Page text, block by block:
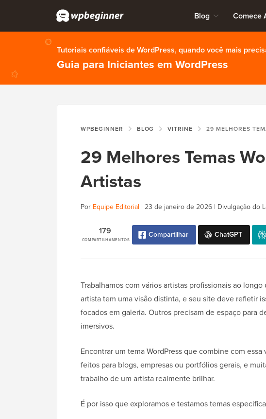
Blog Comece
Tutoriais confiáveis de WordPress, quando você mais
Guia para Iniciantes em WordPress
WPBEGINNER BLOG VITRINE 29 MELHORES TEMAS WORDPRESS PARA
29 Melhores Temas
Artistas
Por Equipe Editorial | 23 de janeiro de 2026 | Divulgação do
COMPARTILHAMENTOS
179 Compartilhar ChatGPT
Trabalhamos com vários artistas profissionais ao
artista tem uma visão distinta, e seu site deve refletir
focados em galeria. Outros precisam de espaço para
imersivos.
Encontrar um tema WordPress que combine com
feitos para blogs, empresas ou portfólios gerais, e
trabalho de um artista realmente brilhar.
É por isso que exploramos e testamos temas